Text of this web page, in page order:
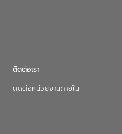
ติดต่อเรา
ติดต่อหน่วยงานภายใน